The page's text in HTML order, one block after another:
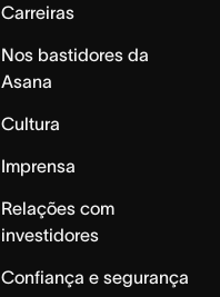
Carreiras
Nos bastidores da
Asana
Cultura
Imprensa
Relações com
investidores
Confiança e segurança